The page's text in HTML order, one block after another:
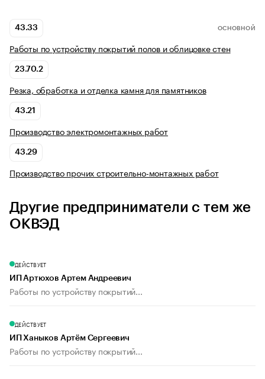
43.33 ОСНОВНОЙ
Работы по устройству покрытий полов и облицовке стен
23.70.2
Резка, обработка и отделка камня для памятников
43.21
Производство электромонтажных работ
43.29
Производство прочих строительно-монтажных работ
Другие предприниматели с тем же
ОКВЭД
ДЕЙСТВУЕТ
ИП Артюхов Артем Андреевич
Работы по устройству покрытий...
ДЕЙСТВУЕТ
ИП Ханыков Артём Сергеевич
Работы по устройству покрытий...